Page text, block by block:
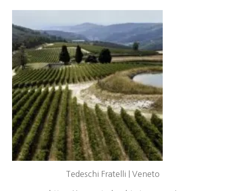
Tedeschi Fratelli | Veneto